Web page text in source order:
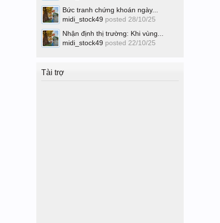
Bức tranh chứng khoán ngày...
midi_stock49 posted 28/10/25
Nhận định thị trường: Khi vùng...
midi_stock49 posted 22/10/25
Tài trợ